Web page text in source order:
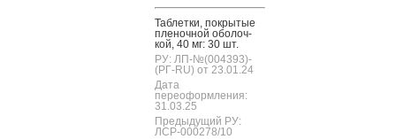
Таб­летки, пок­ры­тые
пле­ноч­ной обо­лоч­
кой, 40 мг: 30 шт.
РУ: ЛП-№(004393)-
(РГ-RU) от 23.01.24
Дата
переоформления:
31.03.25
Предыдущий РУ:
ЛСР-000278/10